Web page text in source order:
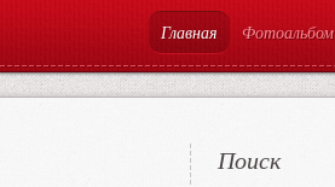
Главная Фотоальбом
Поиск